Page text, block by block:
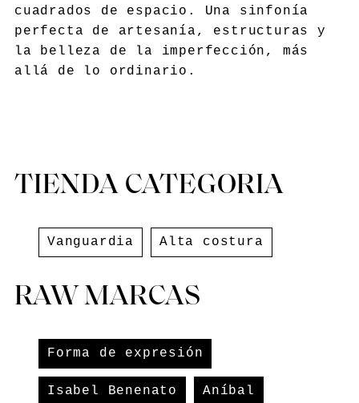
cuadrados de espacio. Una sinfonía
perfecta de artesanía, estructuras y
la belleza de la imperfección, más
allá de lo ordinario.
TIENDA CATEGORIA
Vanguardia Alta costura
RAW MARCAS
Forma de expresión
Isabel Benenato Aníbal